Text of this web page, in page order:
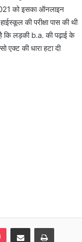
को इसका ऑनलाइन
की परीक्षा पास की थी
कि लड़की b.a. की पढ़ाई के
एक्ट की धारा हटा दी
Pocket Share via Email Print